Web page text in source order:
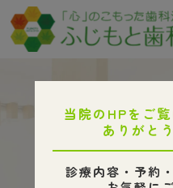
スタッ